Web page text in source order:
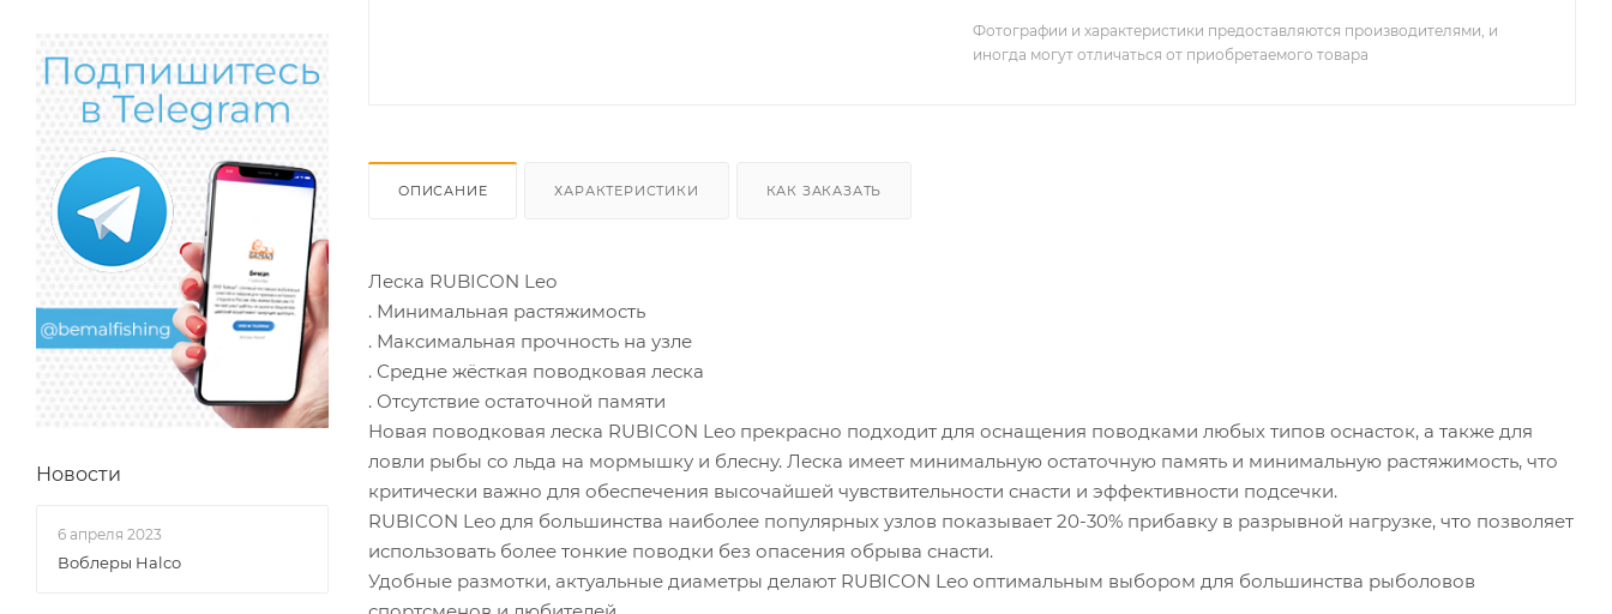
Фотографии и характеристики предоставляются производителями, и
иногда могут отличаться от приобретаемого товара
ОПИСАНИЕ ХАРАКТЕРИСТИКИ КАК ЗАКАЗАТЬ
Леска RUBICON Leo
. Минимальная растяжимость
. Максимальная прочность на узле
. Средне жёсткая поводковая леска
. Отсутствие остаточной памяти
Новая поводковая леска RUBICON Leo прекрасно подходит для оснащения поводками любых типов оснасток, а также для
ловли рыбы со льда на мормышку и блесну. Леска имеет минимальную остаточную память и минимальную растяжимость, что
критически важно для обеспечения высочайшей чувствительности снасти и эффективности подсечки.
RUBICON Leo для большинства наиболее популярных узлов показывает 20-30% прибавку в разрывной нагрузке, что позволяет
использовать более тонкие поводки без опасения обрыва снасти.
Удобные размотки, актуальные диаметры делают RUBICON Leo оптимальным выбором для большинства рыболовов
Новости
6 апреля 2023
Воблеры Halco